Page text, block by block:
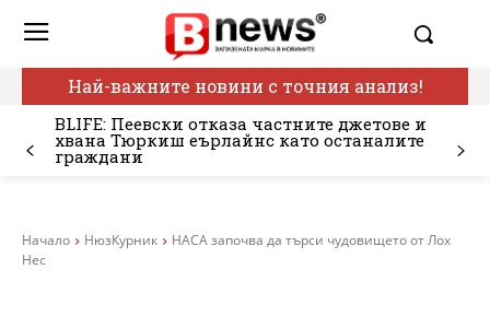
Най-важните новини с точния анализ!
BLIFE: Пеевски отказа частните джетове и
хвана Тюркиш еърлайнс като останалите
граждани
Начало НюзКурник
НАСА започва да търси чудовището от Лох
Нес